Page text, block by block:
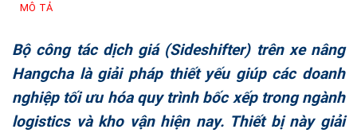
MÔ TẢ
Bộ công tác dịch giá (Sideshifter) trên xe nâng
Hangchalà giải pháp thiết yếu giúp các doanh
nghiệp tối ưu hóa quy trình bốc xếp trong ngành
logistics và kho vận hiện nay. Thiết bị này giải